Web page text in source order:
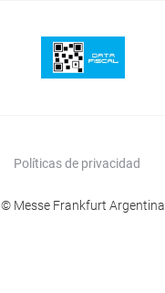
Políticas de privacidad
© Messe Frankfurt Argentina